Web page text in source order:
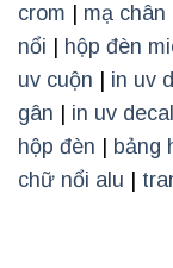
crom
mạ chân
nổi
hộp đèn
uv cuộn
in uv
gân
in uv decal
hộp đèn
bảng
chữ nổi alu